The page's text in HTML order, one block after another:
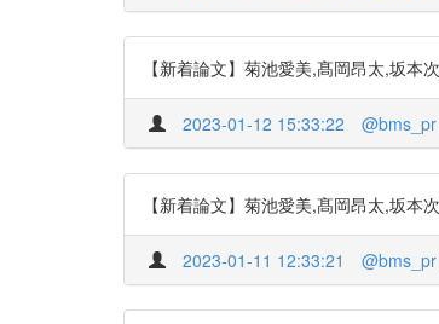
【新着論文】菊池愛美,髙岡昂太,坂
2023-01-12 15:33:22 @bms_pr
【新着論文】菊池愛美,髙岡昂太,坂
2023-01-11 12:33:21 @bms_pr